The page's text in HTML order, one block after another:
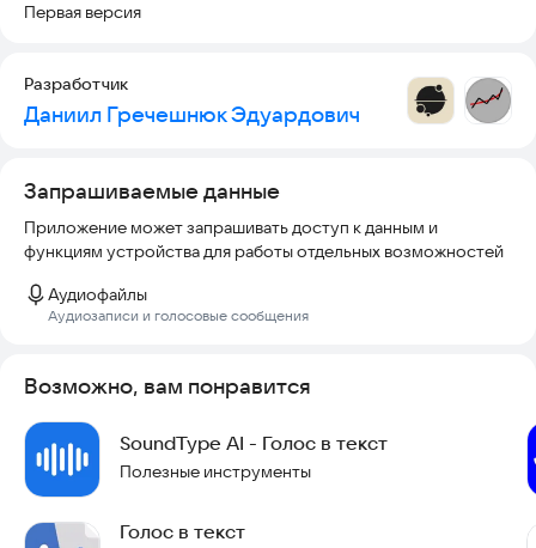
Первая версия
Разработчик
Даниил Гречешнюк Эдуардович
Запрашиваемые данные
Приложение может запрашивать доступ к данным и
функциям устройства для работы отдельных возможностей
Аудиофайлы
Аудиозаписи и голосовые сообщения
Возможно, вам понравится
SoundType AI - Голос в текст
Полезные инструменты
Голос в текст